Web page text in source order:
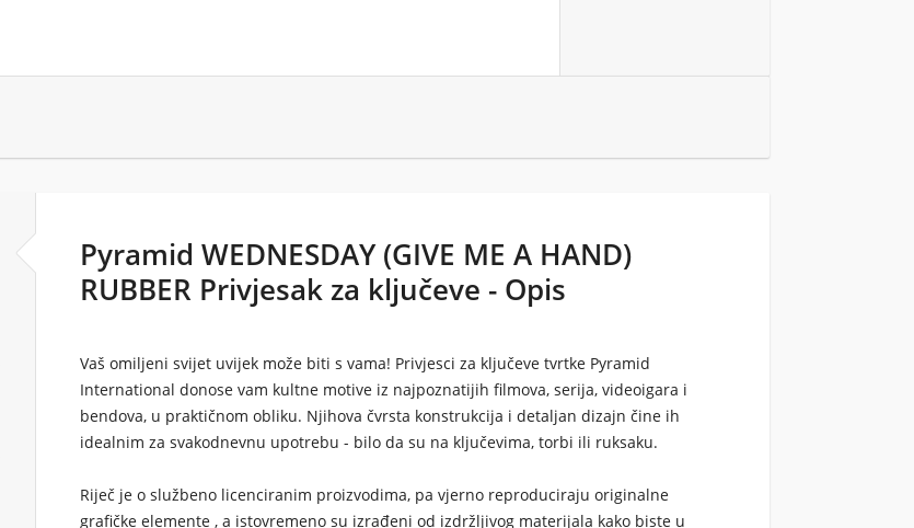
Pyramid WEDNESDAY (GIVE ME A HAND)
RUBBER Privjesak za ključeve - Opis
Vaš omiljeni svijet uvijek može biti s vama! Privjesci za ključeve tvrtke Pyramid
International donose vam kultne motive iz najpoznatijih filmova, serija, videoigara i
bendova, u praktičnom obliku. Njihova čvrsta konstrukcija idetaljan dizajn čine ih
idealnim za svakodnevnu upotrebu - bilo da su na ključevima, torbi ili ruksaku.
Riječ je o službeno licenciranim proizvodima, pavjerno reproduciraju originalne
grafičke elemente , a istovremeno su izrađeni od izdržljivog materijala kako biste u